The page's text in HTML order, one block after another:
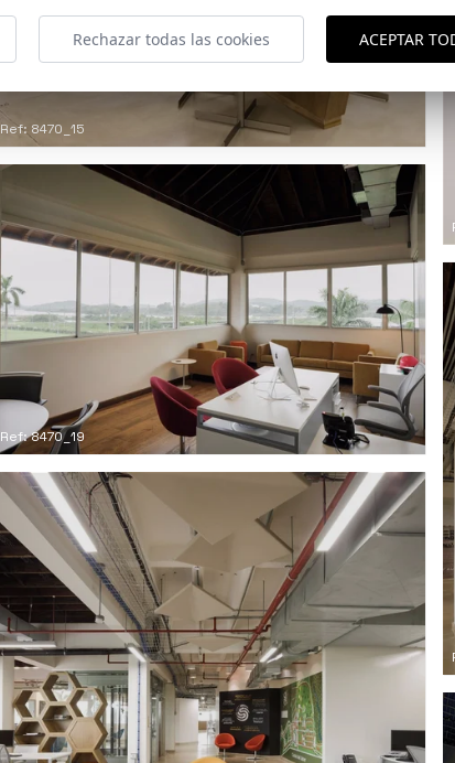
Ref: 8470_15
Ref: 8470_19
Rechazar todas las cookies ACEPTAR